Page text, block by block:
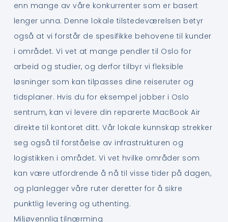
enn mange av våre konkurrenter som er basert
lenger unna. Denne lokale tilstedeværelsen betyr
også at vi forstår de spesifikke behovene til kunder
i området. Vi vet at mange pendler til Oslo for
arbeid og studier, og derfor tilbyr vi fleksible
løsninger som kan tilpasses dine reiseruter og
tidsplaner. Hvis du for eksempel jobber i Oslo
sentrum, kan vi levere din reparerte MacBook Air
direkte til kontoret ditt. Vår lokale kunnskap strekker
seg også til forståelse av infrastrukturen og
logistikken i området. Vi vet hvilke områder som
kan være utfordrende å nå til visse tider på dagen,
og planlegger våre ruter deretter for å sikre
punktlig levering og uthenting.
Miljøvennlig tilnærming